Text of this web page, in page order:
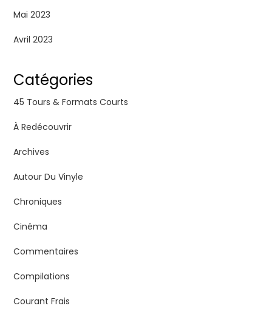
Mai 2023
Avril 2023
Catégories
45 Tours & Formats Courts
À Redécouvrir
Archives
Autour Du Vinyle
Chroniques
Cinéma
Commentaires
Compilations
Courant Frais